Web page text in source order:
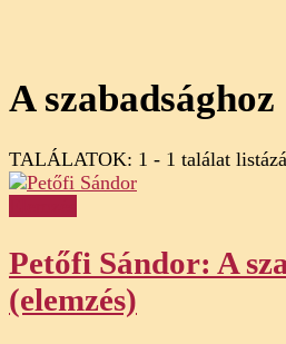
A szabadsághoz
TALÁLATOK: 1 - 1 találat
Petőfi Sándor: A
(elemzés)